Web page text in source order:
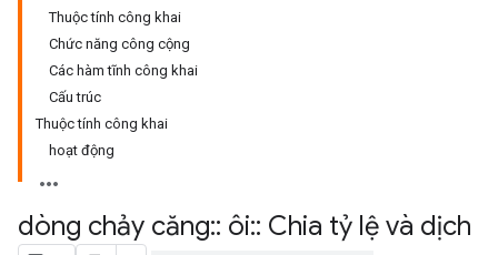
Thuộc tính công khai
Chức năng công cộng
Các hàm tĩnh công khai
Cấu trúc
Thuộc tính công khai
hoạt động
dòng chảy căng:: ôi:: Chia tỷ lệ và dịch